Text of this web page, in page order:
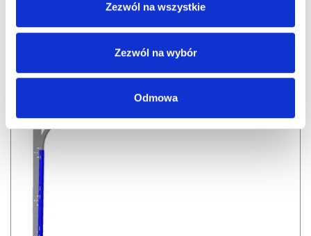
Zezwól na wszystkie
Zezwól na wybór
Odmowa
Profile
aluminiowe
Pobierz katalog